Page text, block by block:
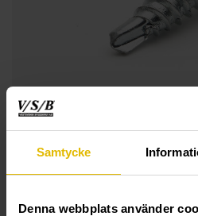
Samtycke
Denna webbplats använder